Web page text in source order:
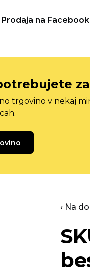
Prodaja na
trgovino v nekaj
‹ Na